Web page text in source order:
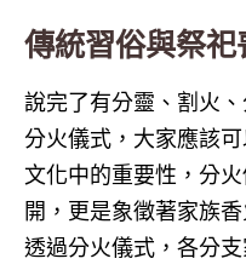
傳統習俗與祭祀
說完了有分靈、割火
分火儀式，大家應該
文化中的重要性，分
開，更是象徵著家族
透過分火儀式，各分